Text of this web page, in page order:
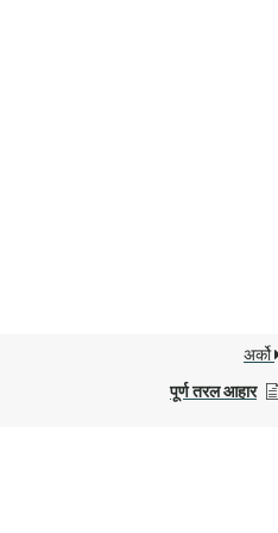
अर्को
पूर्ण तरल आहार